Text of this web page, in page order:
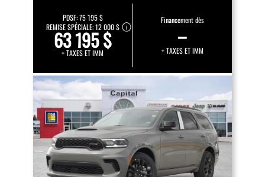
PDSF:75 195 $
REMISE SPÉCIALE:12 000 $
63 195 $
+ TAXES ET IMM
Financement dès
–
+ TAXES ET IMM